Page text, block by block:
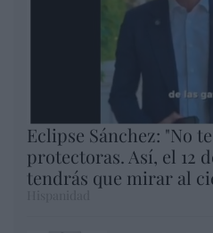
Eclipse Sánchez: "No
protectoras. Así, el 12
tendrás que mirar al